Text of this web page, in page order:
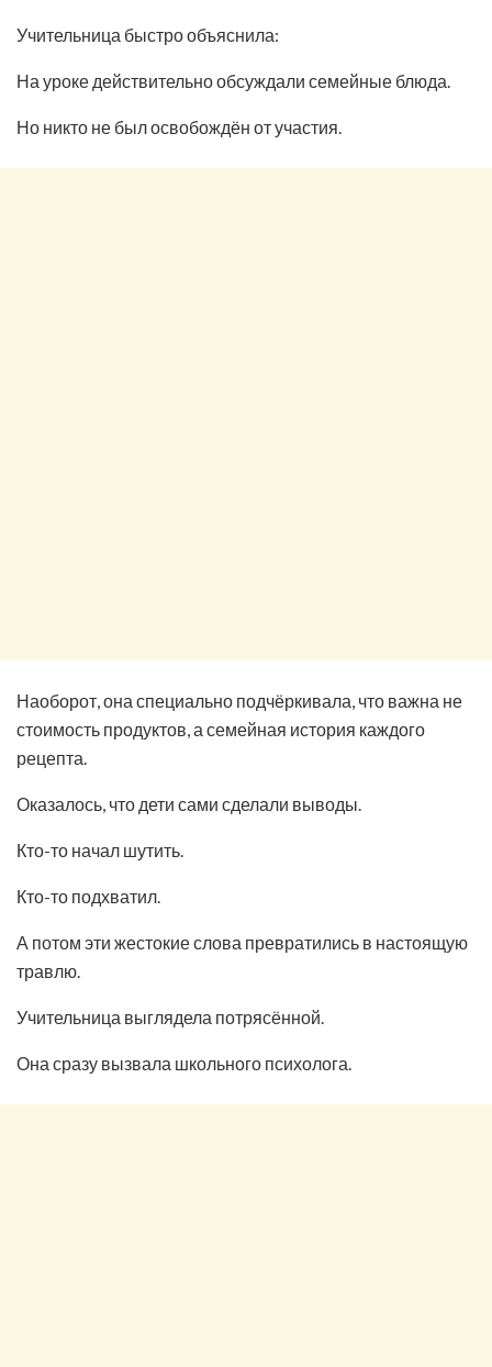
Учительница быстро объяснила:
На уроке действительно обсуждали семейные блюда.
Но никто не был освобождён от участия.
Наоборот, она специально подчёркивала, что важна не
стоимость продуктов, а семейная история каждого
рецепта.
Оказалось, что дети сами сделали выводы.
Кто-то начал шутить.
Кто-то подхватил.
А потом эти жестокие слова превратились в настоящую
травлю.
Учительница выглядела потрясённой.
Она сразу вызвала школьного психолога.